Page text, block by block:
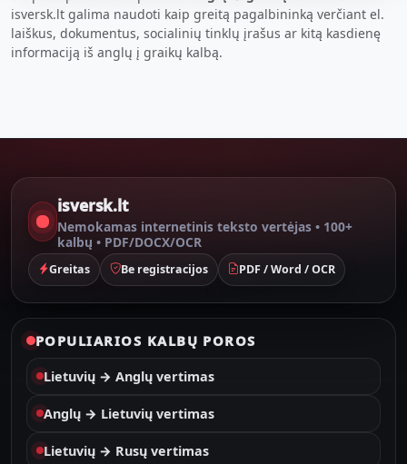
isversk.lt galima naudoti kaip greitą pagalbininką verčiant el.
laiškus, dokumentus, socialinių tinklų įrašus ar kitą kasdienę
informaciją iš anglų į graikų kalbą.
isversk.lt
Nemokamas internetinis teksto vertėjas • 100+
kalbų • PDF/DOCX/OCR
Greitas Be registracijos PDF / Word / OCR
POPULIARIOS KALBŲ POROS
Lietuvių → Anglų vertimas
Anglų → Lietuvių vertimas
Lietuvių → Rusų vertimas